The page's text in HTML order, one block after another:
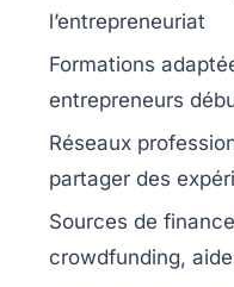
l’entrepreneuriat
Formations
entrepreneurs
Réseaux
partager des
Sources de
crowdfunding,